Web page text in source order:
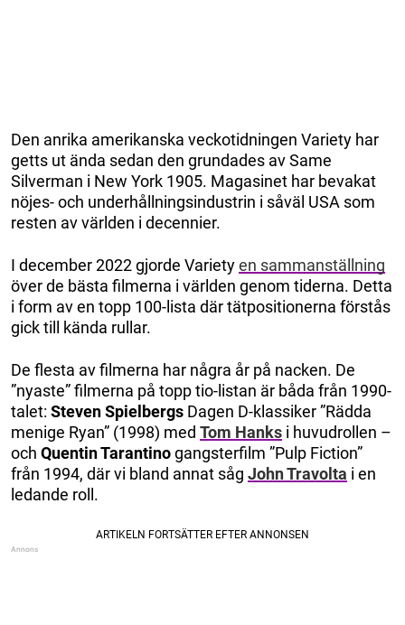
Den anrika amerikanska veckotidningen Variety har
getts ut ända sedan den grundades av Same
Silverman i New York 1905. Magasinet har bevakat
nöjes- och underhållningsindustrin i såväl USA som
resten av världen i decennier.
I december 2022 gjorde Varietyen sammanställning
över de bästa filmerna i världen genom tiderna. Detta
i form av en topp 100-lista där tätpositionerna förstås
gick till kända rullar.
De flesta av filmerna har några år på nacken. De
”nyaste” filmerna på topp tio-listan är båda från 1990-
talet: Steven Spielbergs Dagen D-klassiker ”Rädda
menige Ryan” (1998) med Tom Hanks i huvudrollen –
och Quentin Tarantinogangsterfilm ”Pulp Fiction”
från 1994, där vi bland annat såg John Travolta i en
ledande roll.